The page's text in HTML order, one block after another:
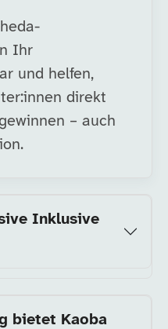
Ihr
und helfen,
direkt
– auch
Inklusive
bietet Kaoba